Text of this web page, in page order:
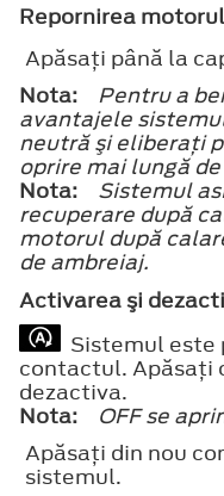
Repornirea
Apăsaţi până la
Nota:
Pentru a
avantajele
neutră şi eliberaţi
oprire mai lungă
Nota:
Sistemul
recuperare după
motorul după
de ambreiaj.
Activarea şi
Sistemul este
contactul. Apăsaţi
dezactiva.
Nota:
OFFse
Apăsaţi din nou
sistemul.